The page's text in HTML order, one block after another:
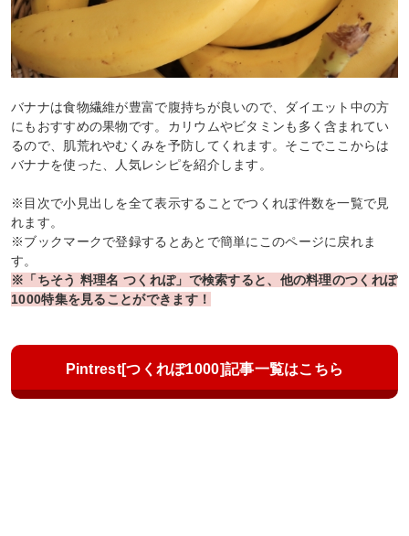
バナナは食物繊維が豊富で腹持ちが良いので、ダイエット中の方
にもおすすめの果物です。カリウムやビタミンも多く含まれてい
るので、肌荒れやむくみを予防してくれます。そこでここからは
バナナを使った、人気レシピを紹介します。
※目次で小見出しを全て表示することでつくれぽ件数を一覧で見
れます。
※ブックマークで登録するとあとで簡単にこのページに戻れま
す。
※「ちそう 料理名 つくれぽ」で検索すると、他の料理のつくれぽ
1000特集を見ることができます！
Pintrest[つくれぽ1000]記事一覧はこちら